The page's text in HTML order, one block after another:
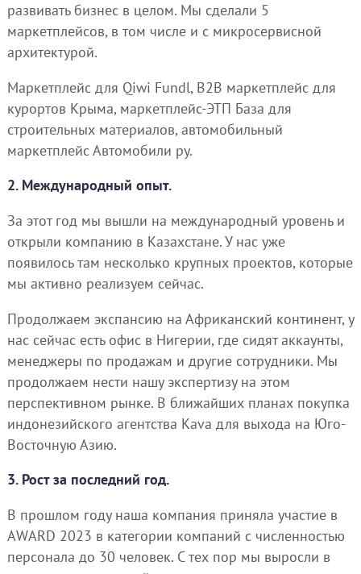
развивать бизнес в целом. Мы сделали 5
маркетплейсов, в том числе и с микросервисной
архитектурой.
Маркетплейс для Qiwi Fundl, B2B маркетплейс для
курортов Крыма, маркетплейс-ЭТП База для
строительных материалов, автомобильный
маркетплейс Автомобили ру.
2. Международный опыт.
За этот год мы вышли на международный уровень и
открыли компанию в Казахстане. У нас уже
появилось там несколько крупных проектов, которые
мы активно реализуем сейчас.
Продолжаем экспансию на Африканский континент, у
нас сейчас есть офис в Нигерии, где сидят аккаунты,
менеджеры по продажам и другие сотрудники. Мы
продолжаем нести нашу экспертизу на этом
перспективном рынке. В ближайших планах покупка
индонезийского агентства Kava для выхода на Юго-
Восточную Азию.
3. Рост за последний год.
В прошлом году наша компания приняла участие в
AWARD 2023 в категории компаний с численностью
персонала до 30 человек. С тех пор мы выросли в